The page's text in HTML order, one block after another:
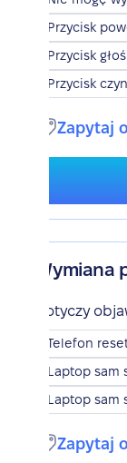
Przycisk
Przycisk
Przycisk
Zapytaj
Wymiana
Dotyczy
Telefon
Laptop sam
Laptop sam
Zapytaj